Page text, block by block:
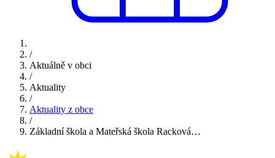
/
Aktuálně v obci
/
Aktuality
/
Aktuality z obce
/
Základní škola a Mateřská škola Racková…